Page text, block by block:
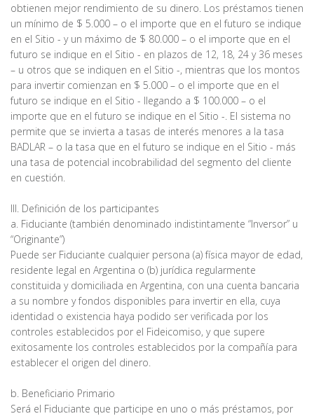
obtienen mejor rendimiento de su dinero. Los préstamos tienen
un mínimo de $ 5.000 – o el importe que en el futuro se indique
en el Sitio - y un máximo de $ 80.000 – o el importe que en el
futuro se indique en el Sitio - en plazos de 12, 18, 24 y 36 meses
– u otros que se indiquen en el Sitio -, mientras que los montos
para invertir comienzan en $ 5.000 – o el importe que en el
futuro se indique en el Sitio - llegando a $ 100.000 – o el
importe que en el futuro se indique en el Sitio -. El sistema no
permite que se invierta a tasas de interés menores a la tasa
BADLAR – o la tasa que en el futuro se indique en el Sitio - más
una tasa de potencial incobrabilidad del segmento del cliente
en cuestión.
III. Definición de los participantes
a. Fiduciante (también denominado indistintamente “Inversor” u
“Originante”)
Puede ser Fiduciante cualquier persona (a) física mayor de edad,
residente legal en Argentina o (b) jurídica regularmente
constituida y domiciliada en Argentina, con una cuenta bancaria
a su nombre y fondos disponibles para invertir en ella, cuya
identidad o existencia haya podido ser verificada por los
controles establecidos por el Fideicomiso, y que supere
exitosamente los controles establecidos por la compañía para
establecer el origen del dinero.
b. Beneficiario Primario
Será el Fiduciante que participe en uno o más préstamos, por